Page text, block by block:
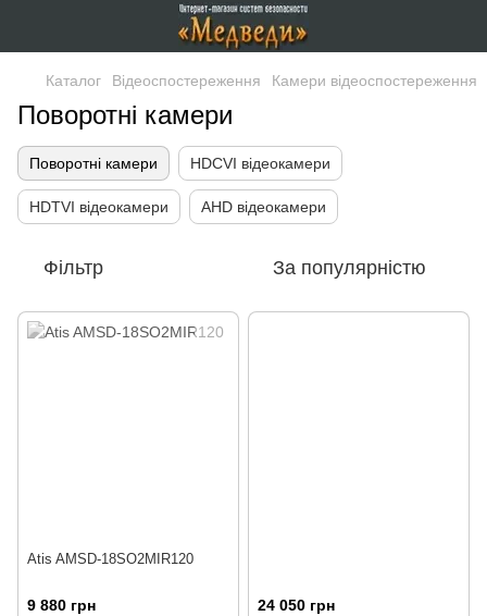
Каталог Відеоспостереження Камери відеоспостереження
Поворотні камери
Поворотні камери HDCVI відеокамери
HDTVI відеокамери AHD відеокамери
Фільтр За популярністю
Atis AMSD-18SO2MIR120
9 880 грн 24 050 грн